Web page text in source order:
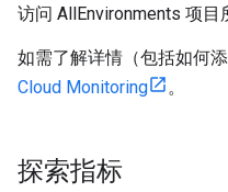
访问 AllEnvironments 项目
如需了解详情（包括如何
Cloud Monitoring
。
探索指标